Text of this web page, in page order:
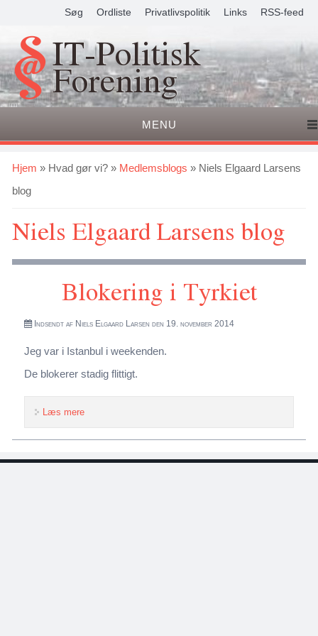
Søg Ordliste Privatlivspolitik Links RSS-feed
IT-Politisk
Forening
MENU
Du er her
Hjem » Hvad gør vi? » Medlemsblogs » Niels Elgaard Larsens
blog
Niels Elgaard Larsens blog
Blokering i Tyrkiet
Indsendt af Niels Elgaard Larsen den 19. november 2014
Jeg var i Istanbul i weekenden.
De blokerer stadig flittigt.
Læs mereom Blokering i Tyrkiet